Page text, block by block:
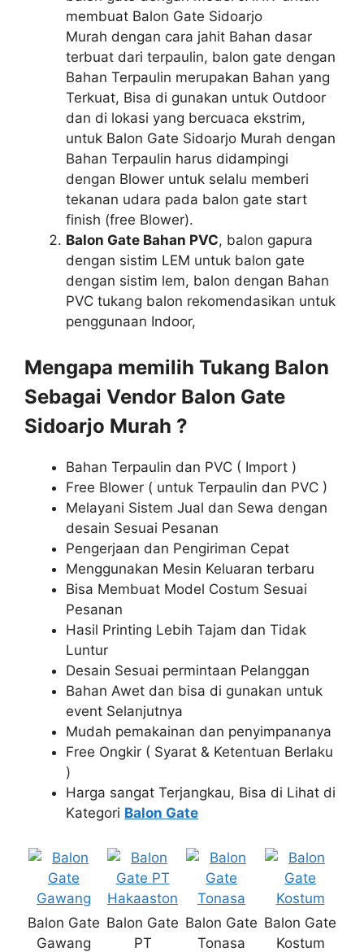
membuat Balon Gate Sidoarjo
Murah dengan cara jahit Bahan dasar
terbuat dari terpaulin, balon gate dengan
Bahan Terpaulin merupakan Bahan yang
Terkuat, Bisa di gunakan untuk Outdoor
dan di lokasi yang bercuaca ekstrim,
untuk Balon Gate Sidoarjo Murah dengan
Bahan Terpaulin harus didampingi
dengan Blower untuk selalu memberi
tekanan udara pada balon gate start
finish (free Blower).
Balon Gate Bahan PVC, balon gapura
dengan sistim LEM untuk balon gate
dengan sistim lem, balon dengan Bahan
PVC tukang balon rekomendasikan untuk
penggunaan Indoor,
Mengapa memilih Tukang Balon
Sebagai Vendor Balon Gate
Sidoarjo Murah ?
Bahan Terpaulin dan PVC ( Import )
Free Blower ( untuk Terpaulin dan PVC )
Melayani Sistem Jual dan Sewa dengan
desain Sesuai Pesanan
Pengerjaan dan Pengiriman Cepat
Menggunakan Mesin Keluaran terbaru
Bisa Membuat Model Costum Sesuai
Pesanan
Hasil Printing Lebih Tajam dan Tidak
Luntur
Desain Sesuai permintaan Pelanggan
Bahan Awet dan bisa di gunakan untuk
event Selanjutnya
Mudah pemakainan dan penyimpananya
Free Ongkir ( Syarat & Ketentuan Berlaku
)
Harga sangat Terjangkau, Bisa di Lihat di
Kategori Balon Gate
Balon Gate
Gawang
Balon Gate
PT
Balon Gate
Tonasa
Balon Gate
Kostum